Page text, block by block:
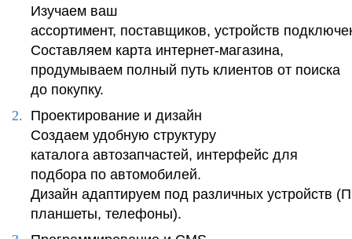
Изучаем ваш
ассортимент, поставщиков, устройств
Составляем карта интернет-магазина,
продумываем полный путь клиентов от поиска
до покупку.
Проектирование и дизайн
Создаем удобную структуру
каталога автозапчастей, интерфейс для
подбора по автомобилей.
Дизайн адаптируем под различных устройств
планшеты, телефоны).